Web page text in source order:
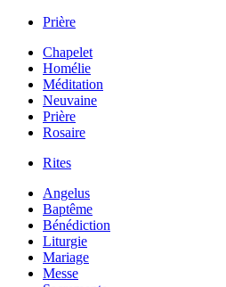
Prière
Chapelet
Homélie
Méditation
Neuvaine
Prière
Rosaire
Rites
Angelus
Baptême
Bénédiction
Liturgie
Mariage
Messe